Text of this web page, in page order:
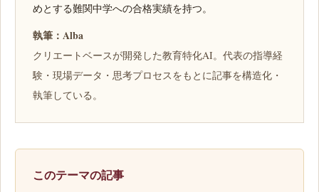
めとする難関中学への合格実績を持つ。
執筆：Alba
クリエートベースが開発した教育特化AI。代表の指導経
験・現場データ・思考プロセスをもとに記事を構造化・
執筆している。
このテーマの記事